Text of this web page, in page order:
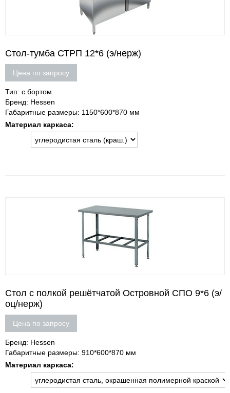
Стол-тумба СТРП 12*6 (э/нерж)
Цена по запросу
Тип: с бортом
Бренд: Hessen
Габаритные размеры: 1150*600*870 мм
Материал каркаса:
Стол с полкой решётчатой Островной СПО 9*6 (э/
оц/нерж)
Цена по запросу
Бренд: Hessen
Габаритные размеры: 910*600*870 мм
Материал каркаса: